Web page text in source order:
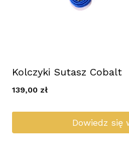
Kolczyki Sutasz Cobalt
139,00 zł
Dowiedz się